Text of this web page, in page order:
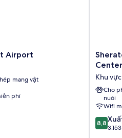
Airport
mang vật
phí
Hotel
&
Center
Khu
vực
Center
Khu
Cho
nuôi
Wifi
8.8
trên
8,8